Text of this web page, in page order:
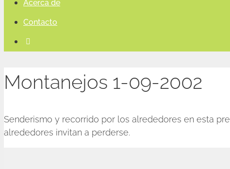
Acerca de
Contacto
Montanejos 1-09-2002
Senderismo y recorrido por los alrededores en esta
alrededores invitan a perderse.